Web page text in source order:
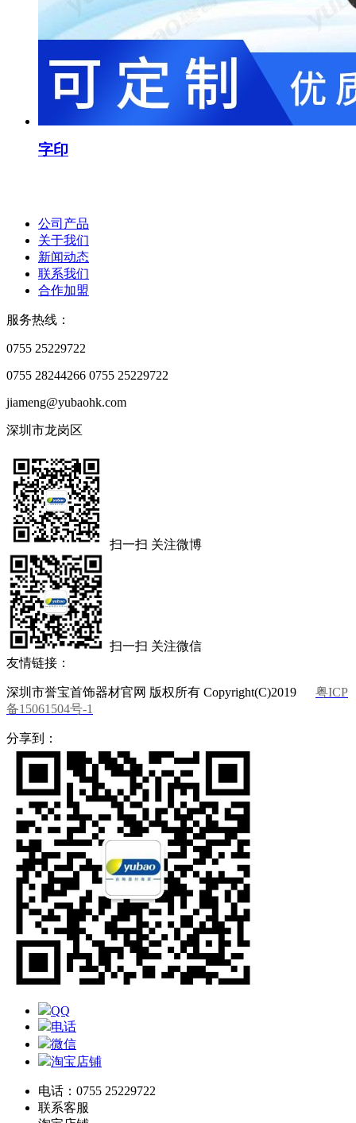
字印
公司产品
关于我们
新闻动态
联系我们
合作加盟
服务热线：
0755 25229722
0755 28244266 0755 25229722
jiameng@yubaohk.com
深圳市龙岗区
扫一扫 关注微博
扫一扫 关注微信
友情链接：
深圳市誉宝首饰器材官网 版权所有 Copyright(C)2019 粤ICP
备15061504号-1
分享到：
QQ
电话
微信
淘宝店铺
电话：0755 25229722
联系客服